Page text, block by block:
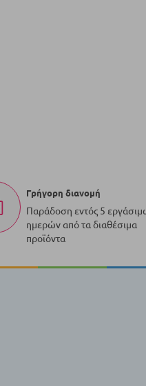
Γρήγορη διανομή
Παράδοση εντός 5
ημερών από τα διαθέσιμα
προϊόντα